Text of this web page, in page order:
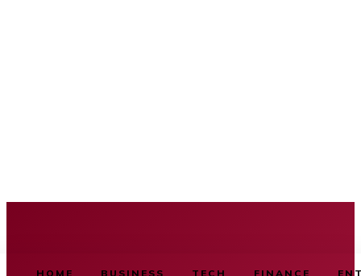
HOME BUSINESS TECH FINANCE